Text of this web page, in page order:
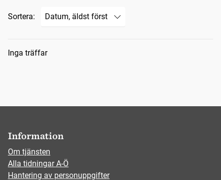
Sortera:
Sökresultat
Inga träffar
Information
Om tjänsten
Alla tidningar A-Ö
Hantering av personuppgifter